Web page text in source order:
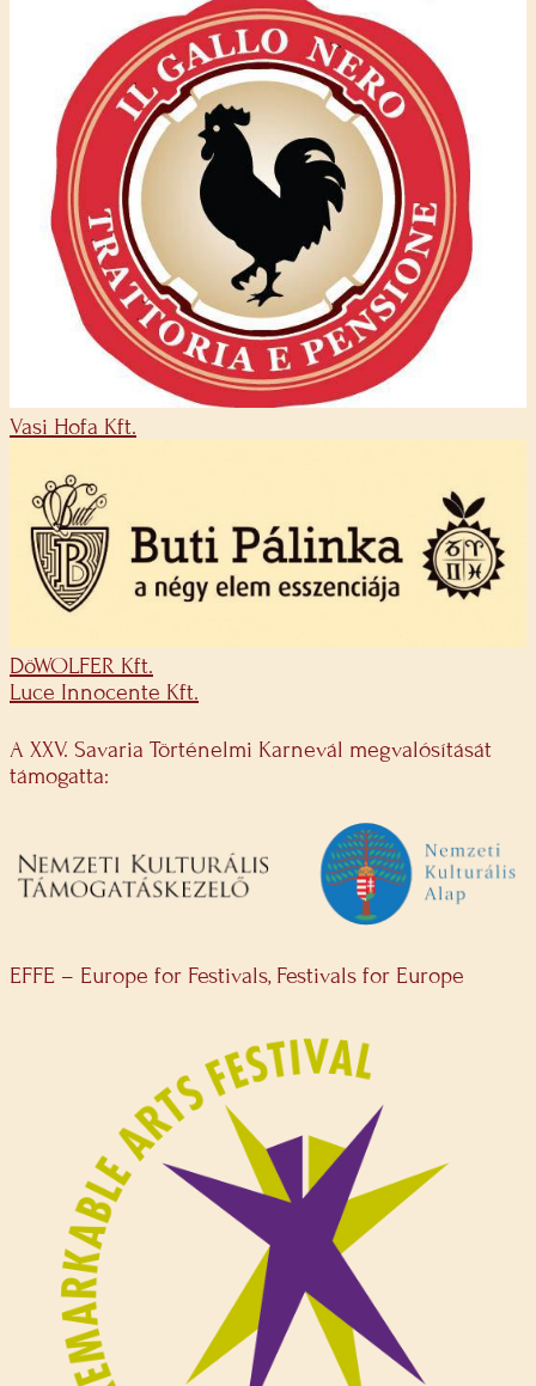
Vasi Hofa Kft.
DöWOLFER Kft.
Luce Innocente Kft.
A XXV. Savaria Történelmi Karnevál megvalósítását
támogatta:
EFFE – Europe for Festivals, Festivals for Europe